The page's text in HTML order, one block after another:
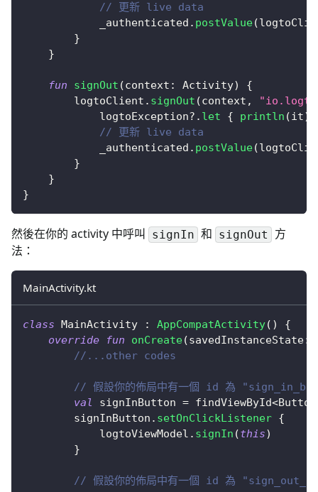
// 更新 live data
            _authenticated
. postValue(
}
}
fun signOut (context : Activity)
{
        logtoClient
. signOut (context ,
            logtoException
? . let { println (it)
// 更新 live data
            _authenticated
. postValue(
}
}
}
然後在你的 activity 中呼叫 signIn 和 signOut
方
法：
MainActivity.kt
class MainActivity : AppCompatActivity( )
{
override
fun onCreate(savedInstanceState:
//...other codes
// 假設你的佈局中有一個 id 為
val
signInButton = findViewById<Button
        signInButton
. setOnClickListener {
            logtoViewModel
. signIn (this)
}
// 假設你的佈局中有一個 id 為